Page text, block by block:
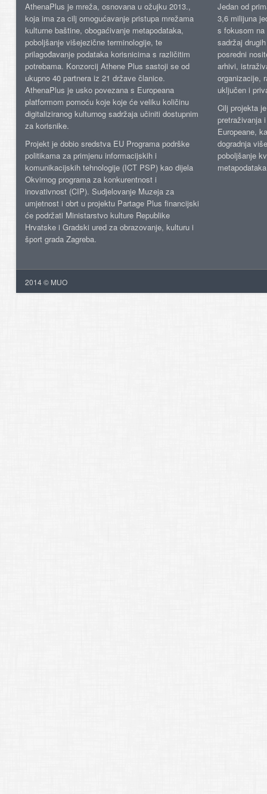
AthenaPlus je mreža, osnovana u ožujku 2013.,
koja ima za cilj omogućavanje pristupa mrežama
kulturne baštine, obogaćivanje metapodataka,
poboljšanje višejezične terminologije, te
prilagođavanje podataka korisnicima s različitim
potrebama. Konzorcij Athene Plus sastoji se od
ukupno 40 partnera iz 21 države članice.
AthenaPlus je usko povezana s Europeana
platformom pomoću koje koje će veliku količinu
digitaliziranog kulturnog sadržaja učiniti dostupnim
za korisnike.
Projekt je dobio sredstva EU Programa podrške
politikama za primjenu informacijskih i
komunikacijskih tehnologije (ICT PSP) kao dijela
Okvirnog programa za konkurentnost i
inovativnost (CIP). Sudjelovanje Muzeja za
umjetnost i obrt u projektu Partage Plus financijski
će podržati Ministarstvo kulture Republike
Hrvatske i Gradski ured za obrazovanje, kulturu i
šport grada Zagreba.
Jedan od
3,6 milijuna
s fokusom
sadržaj
posredni
arhivi,
organizacije,
uključen i
Cilj projekta
pretraživanja
Europeane,
dogradnja
poboljšanje
2014 © MUO